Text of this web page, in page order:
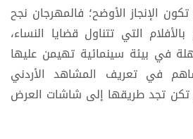
الإنجاز الأوضح؛ فالمهرجان نجح
التي تتناول قضايا النساء،
بيئة سينمائية تهيمن عليها
وساهم في تعريف المشاهد الأردني
تكن تجد طريقها إلى شاشات العرض